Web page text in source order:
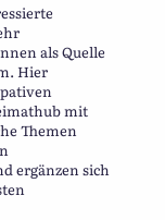
als Quelle
Hier
mit
Themen
ergänzen sich